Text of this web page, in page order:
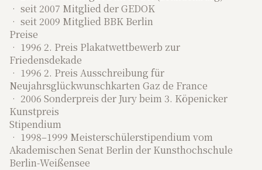
• seit 2007 Mitglied der GEDOK
• seit 2009 Mitglied BBK Berlin
Preise
• 1996 2. Preis Plakatwettbewerb zur
Friedensdekade
• 1996 2. Preis Ausschreibung für
Neujahrsglückwunschkarten Gaz de France
• 2006 Sonderpreis der Jury beim 3. Köpenicker
Kunstpreis
Stipendium
• 1998–1999 Meisterschülerstipendium vom
Akademischen Senat Berlin der Kunsthochschule
Berlin-Weißensee